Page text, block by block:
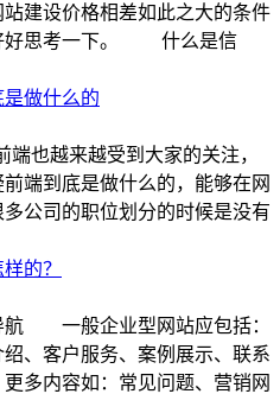
建设价格相差如此之大的条件
好思考一下。 什么是信
做什么的
也越来越受到大家的关注，
端到底是做什么的，能够在网
公司的职位划分的时候是没有
的？
航 一般企业型网站应包括：
、客户服务、案例展示、联系
多内容如：常见问题、营销网